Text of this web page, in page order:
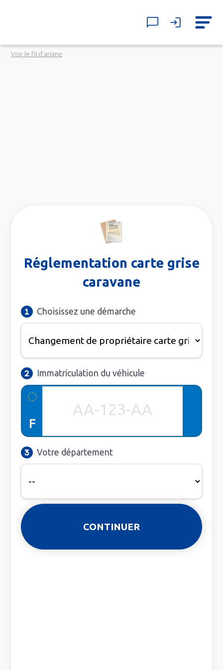
Voir le fil d'ariane
Réglementation carte grise
caravane
Choisissez une démarche
Immatriculation du véhicule
F
Votre département